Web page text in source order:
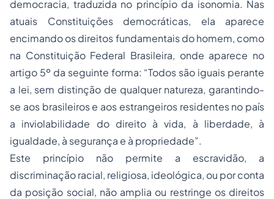
democracia, traduzida no princípio da isonomia. Nas
atuais Constituições democráticas, ela aparece
encimando os direitos fundamentais do homem, como
na Constituição Federal Brasileira, onde aparece no
artigo 5º da seguinte forma: “Todos são iguais perante
a lei, sem distinção de qualquer natureza, garantindo-
se aos brasileiros e aos estrangeiros residentes no país
a inviolabilidade do direito à vida, à liberdade, à
igualdade, à segurança e à propriedade”.
Este princípio não permite a escravidão, a
discriminação racial, religiosa, ideológica, ou por conta
da posição social, não amplia ou restringe os direitos